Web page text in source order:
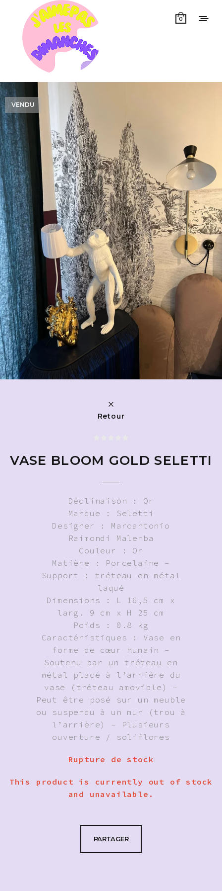
0
VENDU
Retour
VASE BLOOM GOLD SELETTI
Déclinaison : Or
Marque : Seletti
Designer : Marcantonio
Raimondi Malerba
Couleur : Or
Matière : Porcelaine –
Support : tréteau en métal
laqué
Dimensions : L 16,5 cm x
larg. 9 cm x H 25 cm
Poids : 0.8 kg
Caractéristiques : Vase en
forme de cœur humain –
Soutenu par un tréteau en
métal placé à l’arrière du
vase (tréteau amovible) –
Peut être posé sur un meuble
ou suspendu à un mur (trou à
l’arrière) – Plusieurs
ouverture / soliflores
Rupture de stock
This product is currently out of stock
and unavailable.
PARTAGER